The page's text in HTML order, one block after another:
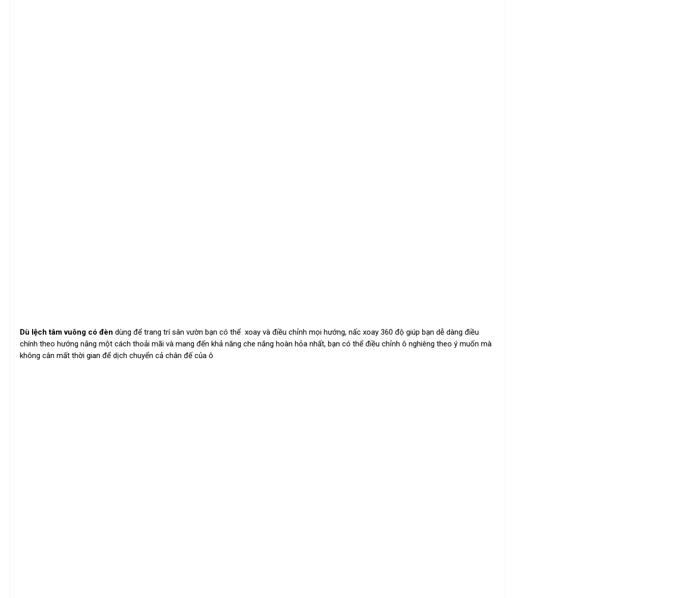
Dù lệch tâm vuông có đèn dùng để trang trí sân vườn bạn có thể xoay và điều chỉnh mọi hướng, nấc xoay 360 độ giúp bạn dễ dàng điều
chính theo hướng nắng một cách thoải mãi và mang đến khả năng che nắng hoàn hỏa nhất, bạn có thể điều chỉnh ô nghiêng theo ý muốn mà
không cân mất thời gian để dịch chuyển cả chân đế của ô